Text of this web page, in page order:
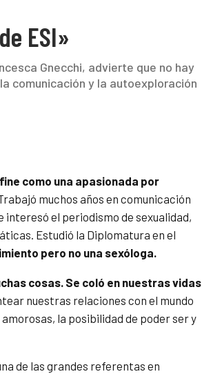
ESI»
Gnecchi, advierte que no hay
comunicación y la autoexploración
como una apasionada por
muchos años en comunicación
interesó el periodismo de sexualidad,
Estudió la Diplomatura en el
pero no una sexóloga.
cosas. Se coló en nuestras vidas
nuestras relaciones con el mundo
la posibilidad de poder ser y
de las grandes referentas en